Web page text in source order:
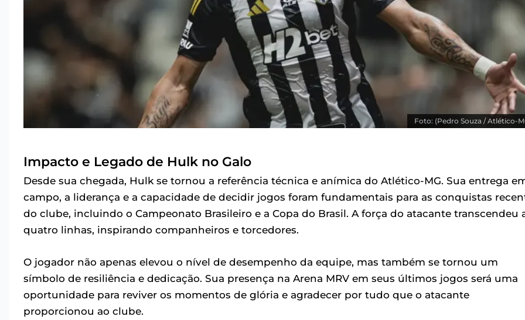
Foto: (Pedro Souza / Atlético-
Impacto e Legado de Hulk no Galo
Desde sua chegada, Hulk se tornou a referência técnica e anímica do Atlético-MG. Sua entrega
campo, a liderança e a capacidade de decidir jogos foram fundamentais para as conquistas
do clube, incluindo o Campeonato Brasileiro e a Copa do Brasil. A força do atacante transcendeu
quatro linhas, inspirando companheiros e torcedores.
O jogador não apenas elevou o nível de desempenho da equipe, mas também se tornou um
símbolo de resiliência e dedicação. Sua presença na Arena MRV em seus últimos jogos será uma
oportunidade para reviver os momentos de glória e agradecer por tudo que o atacante
proporcionou ao clube.